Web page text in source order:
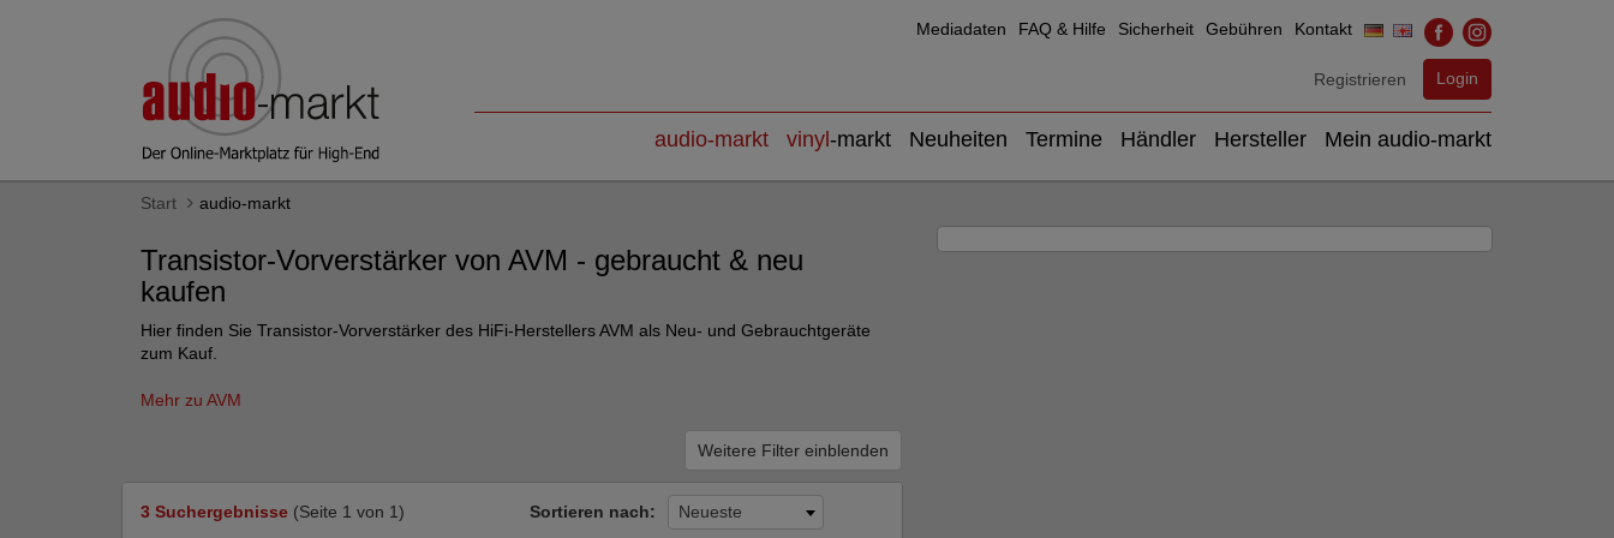
Mediadaten FAQ & Hilfe Sicherheit Gebühren Kontakt
Registrieren Login
audio-markt vinyl -markt Neuheiten Termine Händler Hersteller Mein audio-markt
Start audio-markt
Transistor-Vorverstärker von AVM - gebraucht & neu
kaufen
Hier finden Sie Transistor-Vorverstärker des HiFi-Herstellers AVM als Neu- und Gebrauchtgeräte
zum Kauf.
Mehr zu AVM
Weitere Filter einblenden
3 Suchergebnisse (Seite 1 von 1) Sortieren nach: Neueste